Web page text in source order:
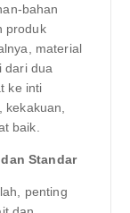
bahan
produk
material
dari dua
ke inti
baik.
Standar
penting